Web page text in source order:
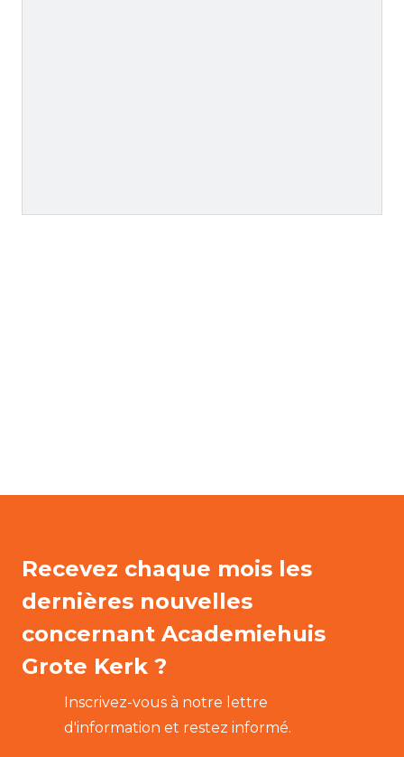
Recevez chaque mois les
dernières nouvelles
concernant Academiehuis
Grote Kerk ?
Inscrivez-vous à notre lettre
d'information et restez informé.